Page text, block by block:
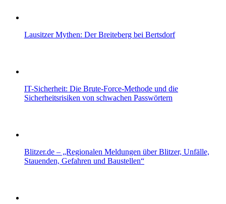
Lausitzer Mythen: Der Breiteberg bei Bertsdorf
IT-Sicherheit: Die Brute-Force-Methode und die
Sicherheitsrisiken von schwachen Passwörtern
Blitzer.de – „Regionalen Meldungen über Blitzer, Unfälle,
Stauenden, Gefahren und Baustellen“